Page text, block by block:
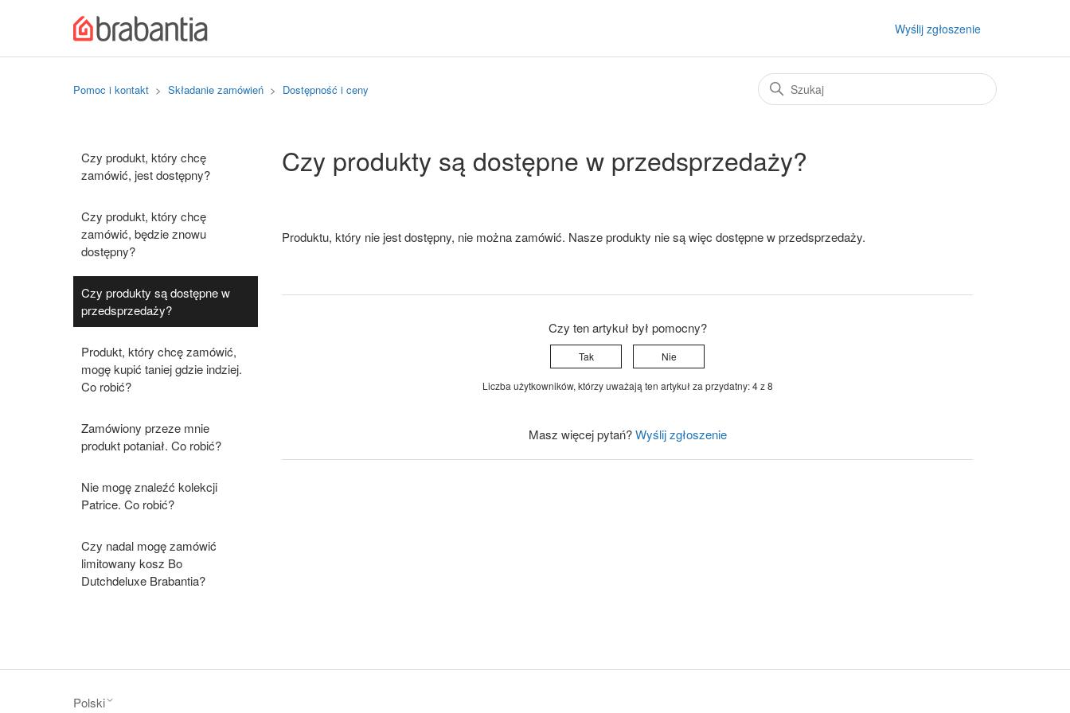
Wyślij zgłoszenie
Pomoc i kontakt Składanie zamówień Dostępność i ceny
Czy produkt, który chcę
zamówić, jest dostępny?
Czy produkt, który chcę
zamówić, będzie znowu
dostępny?
Czy produkty są dostępne w
przedsprzedaży?
Produkt, który chcę zamówić,
mogę kupić taniej gdzie indziej.
Co robić?
Zamówiony przeze mnie
produkt potaniał. Co robić?
Nie mogę znaleźć kolekcji
Patrice. Co robić?
Czy nadal mogę zamówić
limitowany kosz Bo
Dutchdeluxe Brabantia?
Czy produkty są dostępne w przedsprzedaży?
Produktu, który nie jest dostępny, nie można zamówić. Nasze produkty nie są więc dostępne w przedsprzedaży.
Czy ten artykuł był pomocny?
Tak Nie
Liczba użytkowników, którzy uważają ten artykuł za przydatny: 4 z 8
Masz więcej pytań?Wyślij zgłoszenie
Polski